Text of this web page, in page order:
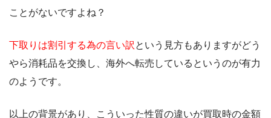
ことがないですよね？
下取りは割引する為の言い訳 という見方もありますがどう
やら消耗品を交換し、海外へ転売しているというのが有力
のようです。
以上の背景があり、こういった性質の違いが買取時の金額